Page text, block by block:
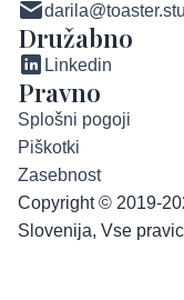
Družabno
Linkedin
Pravno
Splošni pogoji
Piškotki
Zasebnost
Copyright © 2019-
Slovenija, Vse